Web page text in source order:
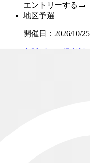
エントリーする
地区予選
開催日： 2026/10/25